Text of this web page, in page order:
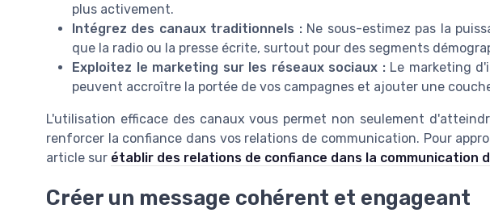
plus activement.
Intégrez des canaux traditionnels :Ne sous-estimez pas la
que la radio ou la presse écrite, surtout pour des segments
Exploitez le marketing sur les réseaux sociaux :Le marketing
peuvent accroître la portée de vos campagnes et ajouter une
L'utilisation efficace des canaux vous permet non seulement
renforcer la confiance dans vos relations de communication. Pour
article sur établir des relations de confiance dans la communication
Créer un message cohérent et engageant